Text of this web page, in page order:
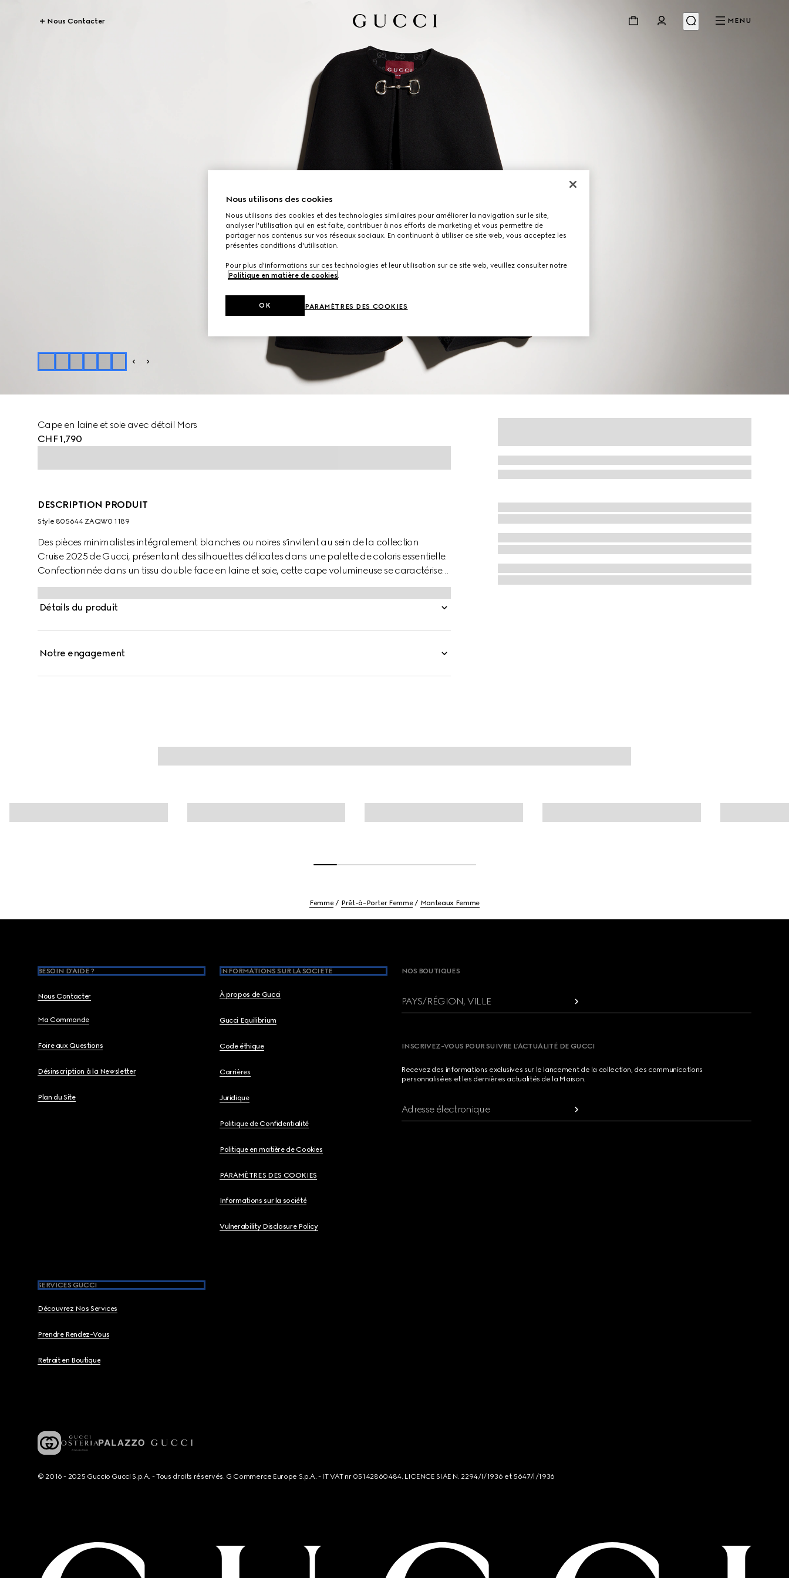
Nous Contacter MENU
Cape en laine et soie avec détail Mors
CHF 1,790
DESCRIPTION PRODUIT
Style ‎805644 ZAQW0 1189
Des pièces minimalistes intégralement blanches ou noires s’invitent au sein de la collection
Cruise 2025 de Gucci, présentant des silhouettes délicates dans une palette de coloris essentielle.
Confectionnée dans un tissu double face en laine et soie, cette cape volumineuse se caractérise
par un fermoir Mors argenté.
Détails du produit
Notre engagement
Femme Prêt-à-Porter Femme Manteaux Femme
BESOIN D'AIDE ?
Nous Contacter
Ma Commande
Foire aux Questions
Désinscription à la Newsletter
Plan du Site
INFORMATIONS SUR LA SOCIETE
À propos de Gucci
Gucci Equilibrium
Code éthique
Carrières
Juridique
Politique de Confidentialité
Politique en matière de Cookies
PARAMÈTRES DES COOKIES
Informations sur la société
Vulnerability Disclosure Policy
SERVICES GUCCI
Découvrez Nos Services
Prendre Rendez-Vous
Retrait en Boutique
NOS BOUTIQUES
PAYS/RÉGION, VILLE
INSCRIVEZ-VOUS POUR SUIVRE L’ACTUALITÉ DE GUCCI
Recevez des informations exclusives sur le lancement de la collection, des communications
personnalisées et les dernières actualités de la Maison.
Adresse électronique
© 2016 - 2025 Guccio Gucci S.p.A. - Tous droits réservés. G Commerce Europe S.p.A. - IT VAT nr 05142860484. LICENCE SIAE N. 2294/I/1936 et 5647/I/1936
Nous utilisons des cookies
Nous utilisons des cookies et des technologies similaires pour améliorer la navigation sur le site,
analyser l'utilisation qui en est faite, contribuer à nos efforts de marketing et vous permettre de
partager nos contenus sur vos réseaux sociaux. En continuant à utiliser ce site web, vous acceptez les
présentes conditions d'utilisation.
Pour plus d'informations sur ces technologies et leur utilisation sur ce site web, veuillez consulter notre
Politique en matière de cookies.
PARAMÈTRES DES COOKIES
OK